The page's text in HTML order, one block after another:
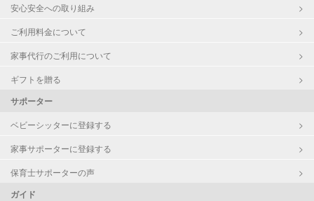
安心安全への取り組み
ご利用料金について
家事代行のご利用について
ギフトを贈る
サポーター
ベビーシッターに登録する
家事サポーターに登録する
保育士サポーターの声
ガイド